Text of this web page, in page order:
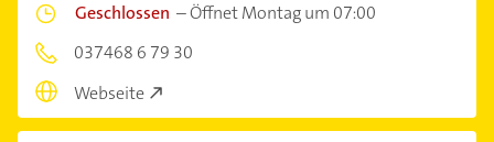
Geschlossen –Öffnet Montag um 07:00
037468 6 79 30
Webseite